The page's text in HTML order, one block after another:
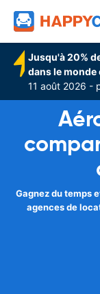
Jusqu'à 20%
dans le monde
11 août 2026 -
Gagnez du temps
agences de